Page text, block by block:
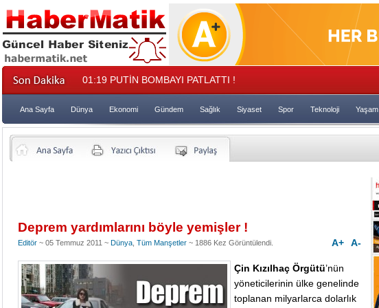
01:19 PUTİN BOMBAYI PATLATTI !
Ana Sayfa Dünya Ekonomi Gündem Sağlık Siyaset Spor Teknoloji Yaşam
Deprem yardımlarını böyle yemişler !
Editör ~ 05 Temmuz 2011 ~ Dünya Tüm Manşetler ~ 1886 Kez Görüntülendi. A-
A+
Çin Kızılhaç Örgütü’nün
yöneticilerinin ülke genelinde
toplanan milyarlarca dolarlık